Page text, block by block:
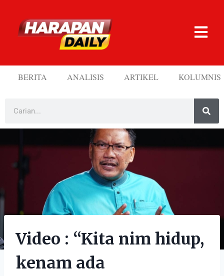
BERITA ANALISIS ARTIKEL KOLUMNIS
Video : “Kita nim hidup,
kenam ada